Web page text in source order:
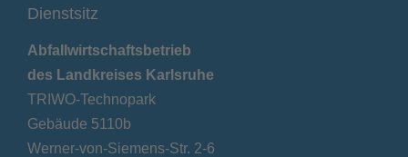
Dienstsitz
Abfallwirtschaftsbetrieb
des Landkreises Karlsruhe
TRIWO-Technopark
Gebäude 5110b
Werner-von-Siemens-Str. 2-6